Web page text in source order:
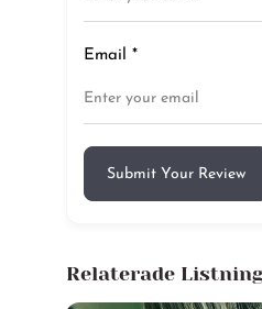
Email *
Submit Your Review
Relaterade